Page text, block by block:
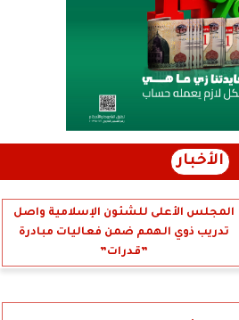
الأخبار
المجلس الأعلى للشئون الإسلامية واصل
تدريب ذوي الهمم ضمن فعاليات مبادرة
”قدرات”